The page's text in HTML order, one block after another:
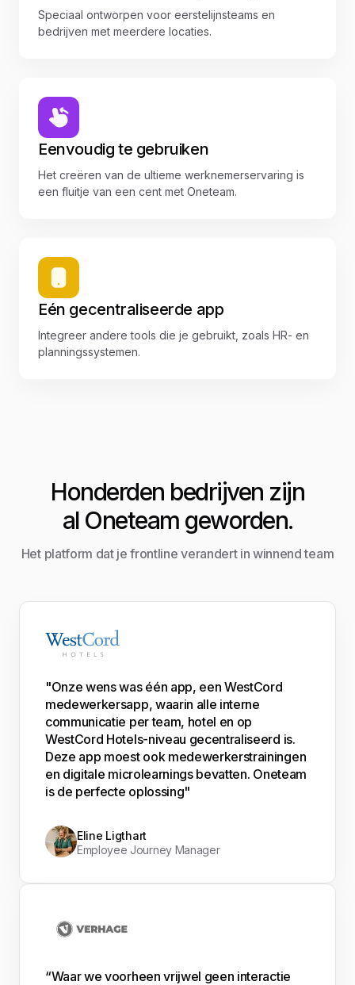
Speciaal ontworpen voor eerstelijnsteams en
bedrijven met meerdere locaties.
Eenvoudig te gebruiken
Het creëren van de ultieme werknemerservaring is
een fluitje van een cent met Oneteam.
Eén gecentraliseerde app
Integreer andere tools die je gebruikt, zoals HR- en
planningssystemen.
Honderden bedrijven zijn
al Oneteam geworden.
Het platform dat je frontline verandert in winnend team
"Onze wens was één app, een WestCord
medewerkersapp, waarin alle interne
communicatie per team, hotel en op
WestCord Hotels-niveau gecentraliseerd is.
Deze app moest ook medewerkerstrainingen
en digitale microlearnings bevatten. Oneteam
is de perfecte oplossing"
Eline Ligthart
Employee Journey Manager
“Waar we voorheen vrijwel geen interactie